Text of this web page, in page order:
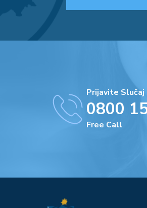
Prijavite Slučaj
0800
Free Call